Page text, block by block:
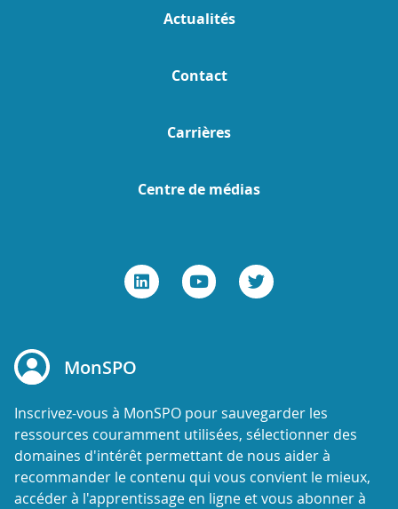
Actualités
Contact
Carrières
Centre de médias
MonSPO
Inscrivez-vous à MonSPO pour sauvegarder les
ressources couramment utilisées, sélectionner des
domaines d'intérêt permettant de nous aider à
recommander le contenu qui vous convient le mieux,
accéder à l'apprentissage en ligne et vous abonner à